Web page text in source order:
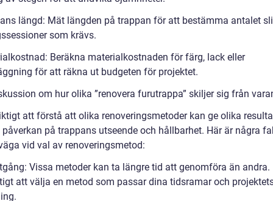
längd: Mät längden på trappan för att bestämma antalet
som krävs.
Beräkna materialkostnaden för färg, lack eller
för att räkna ut budgeten för projektet.
om hur olika ”renovera furutrappa” skiljer sig från
att förstå att olika renoveringsmetoder kan ge olika
på trappans utseende och hållbarhet. Här är några
vid val av renoveringsmetod:
Vissa metoder kan ta längre tid att genomföra än andra.
att välja en metod som passar dina tidsramar och